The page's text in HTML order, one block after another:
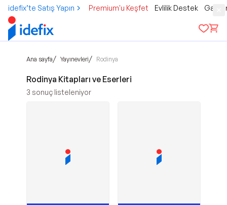
idefix’te Satış Yapın Premium'u Keşfet Evlilik Destek
Ana sayfa/ Yayınevleri/ Rodinya
Rodinya Kitapları ve Eserleri
3 sonuç listeleniyor